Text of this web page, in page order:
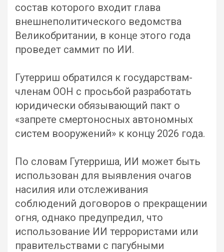
состав которого входит глава
внешнеполитического ведомства
Великобритании, в конце этого года
проведет саммит по ИИ.
Гутерриш обратился к государствам-
членам ООН с просьбой разработать
юридически обязывающий пакт о
«запрете смертоносных автономных
систем вооружений» к концу 2026 года.
По словам Гутерриша, ИИ может быть
использован для выявления очагов
насилия или отслеживания
соблюдений договоров о прекращении
огня, однако предупредил, что
использование ИИ террористами или
правительствами с пагубными